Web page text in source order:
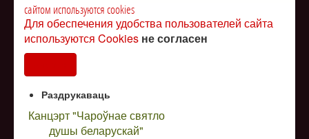
сайтом используются cookies
Для обеспечения удобства пользователей сайта
используются Cookies не согласен
Раздрукаваць
Канцэрт "Чароўнае святло
душы беларускай"